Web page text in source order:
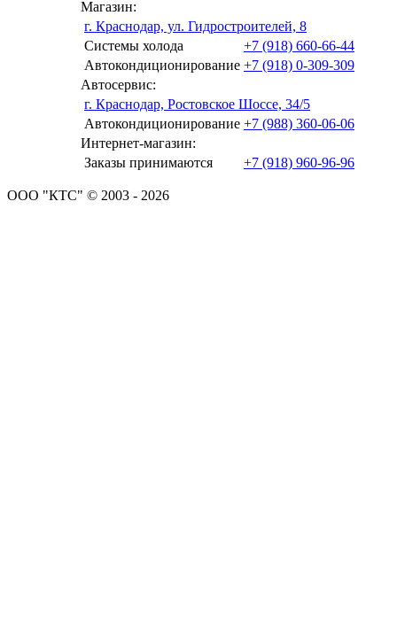
Магазин:
г. Краснодар, ул. Гидростроителей, 8
Системы холода
+7 (918) 660-66-44
Автокондиционирование +7 (918) 0-309-309
Автосервис:
г. Краснодар, Ростовское Шоссе, 34/5
Автокондиционирование +7 (988) 360-06-06
Интернет-магазин:
Заказы принимаются
+7 (918) 960-96-96
ООО "КТС" © 2003 - 2026